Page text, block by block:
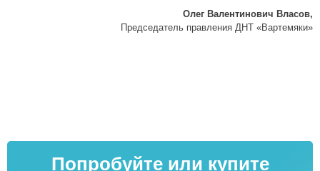
Олег Валентинович Власов,
Председатель правления ДНТ «Вартемяки»
Попробуйте или купите